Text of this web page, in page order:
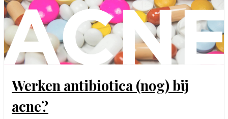
Werken antibiotica (nog) bij
acne?